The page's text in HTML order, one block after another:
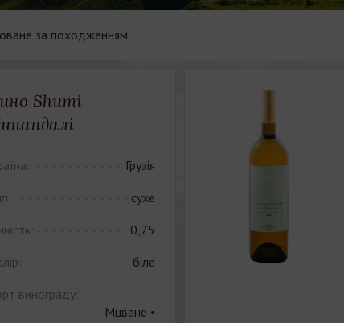
за походженням
Shumi
Грузія
сухе
0,75
біле
винограду:
Мцване •